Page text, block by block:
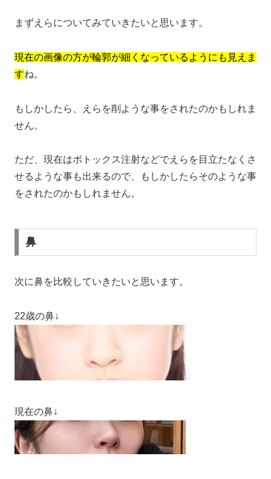
まずえらについてみていきたいと思います。
現在の画像の方が輪郭が細くなっているようにも見えま
すね。
もしかしたら、えらを削ような事をされたのかもしれま
せん。
ただ、現在はボトックス注射などでえらを目立たなくさ
せるような事も出来るので、もしかしたらそのような事
をされたのかもしれません。
鼻
次に鼻を比較していきたいと思います。
22歳の鼻↓
現在の鼻↓